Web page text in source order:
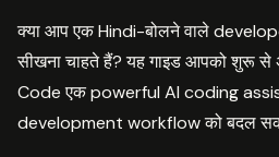
क्या आप एक Hindi-बोलने वाले
सीखना चाहते हैं? यह गाइड आपको शुरू
Code एक powerful AI coding
development workflow को बदल